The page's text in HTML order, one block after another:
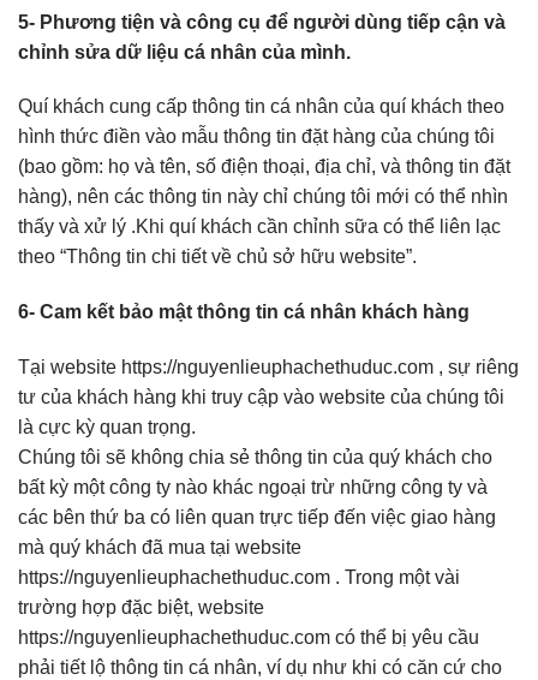
5- Phương tiện và công cụ để người dùng tiếp cận và
chỉnh sửa dữ liệu cá nhân của mình.
Quí khách cung cấp thông tin cá nhân của quí khách theo
hình thức điền vào mẫu thông tin đặt hàng của chúng tôi
(bao gồm: họ và tên, số điện thoại, địa chỉ, và thông tin đặt
hàng), nên các thông tin này chỉ chúng tôi mới có thể nhìn
thấy và xử lý .Khi quí khách cần chỉnh sữa có thể liên lạc
theo “Thông tin chi tiết về chủ sở hữu website”.
6- Cam kết bảo mật thông tin cá nhân khách hàng
Tại website https://nguyenlieuphachethuduc.com , sự riêng
tư của khách hàng khi truy cập vào website của chúng tôi
là cực kỳ quan trọng.
Chúng tôi sẽ không chia sẻ thông tin của quý khách cho
bất kỳ một công ty nào khác ngoại trừ những công ty và
các bên thứ ba có liên quan trực tiếp đến việc giao hàng
mà quý khách đã mua tại website
https://nguyenlieuphachethuduc.com . Trong một vài
trường hợp đặc biệt, website
https://nguyenlieuphachethuduc.com có thể bị yêu cầu
phải tiết lộ thông tin cá nhân, ví dụ như khi có căn cứ cho